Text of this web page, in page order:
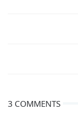
3 COMMENTS